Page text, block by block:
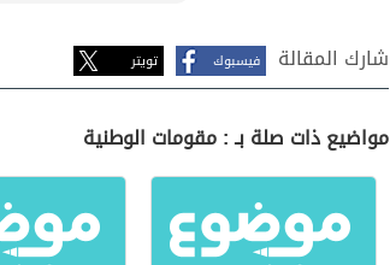
شارك المقالة فيسبوك تويتر
مواضيع ذات صلة بـ : مقومات الوطنية